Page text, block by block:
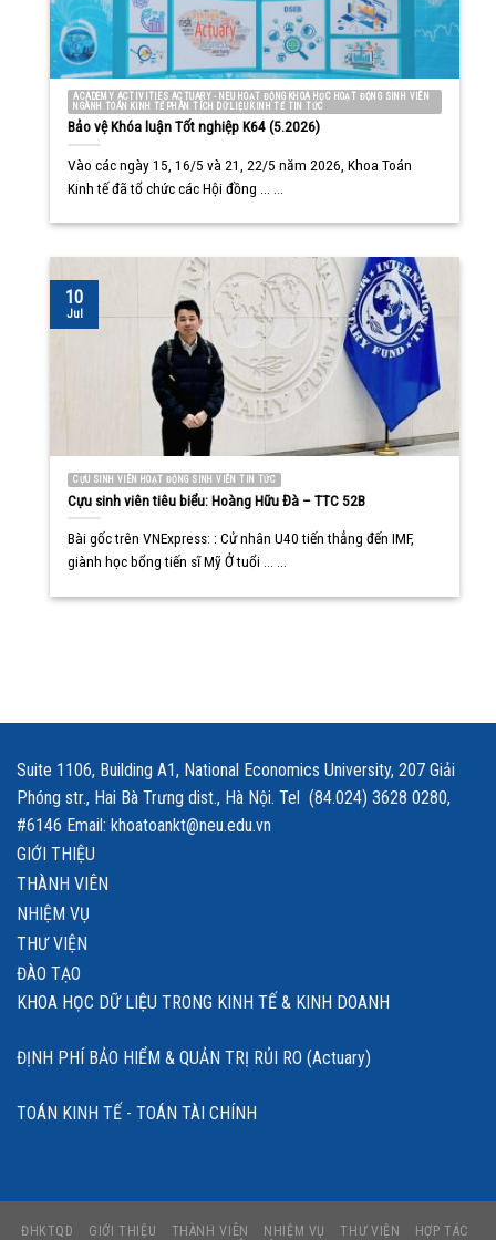
ACADEMY ACTIVITIES ACTUARY - NEU HOẠT ĐỘNG KHOA HỌC HOẠT ĐỘNG SINH VIÊN
NGÀNH TOÁN KINH TẾ PHÂN TÍCH DỮ LIỆU KINH TẾ TIN TỨC
Bảo vệ Khóa luận Tốt nghiệp K64 (5.2026)
Vào các ngày 15, 16/5 và 21, 22/5 năm 2026, Khoa Toán
Kinh tế đã tổ chức các Hội đồng ... ...
CỰU SINH VIÊN HOẠT ĐỘNG SINH VIÊN TIN TỨC
Cựu sinh viên tiêu biểu: Hoàng Hữu Đà – TTC 52B
Bài gốc trên VNExpress: : Cử nhân U40 tiến thẳng đến IMF,
giành học bổng tiến sĩ Mỹ Ở tuổi ... ...
10
Jul
Suite 1106, Building A1, National Economics University, 207 Giải
Phóng str., Hai Bà Trưng dist., Hà Nội. Tel (84.024) 3628 0280,
#6146 Email: khoatoankt@neu.edu.vn
GIỚI THIỆU
THÀNH VIÊN
NHIỆM VỤ
THƯ VIỆN
ĐÀO TẠO
KHOA HỌC DỮ LIỆU TRONG KINH TẾ & KINH DOANH
ĐỊNH PHÍ BẢO HIỂM & QUẢN TRỊ RỦI RO (Actuary)
TOÁN KINH TẾ - TOÁN TÀI CHÍNH
ĐHKTQD GIỚI THIỆU THÀNH VIÊN NHIỆM VỤ THƯ VIỆN
HỢP TÁC